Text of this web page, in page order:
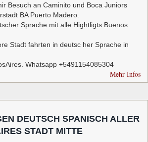
Besuch an Caminito und Boca Juniors
BA Puerto Madero.
Sprache mit alle Hightligts Buenos
Stadt fahrten in deutsc her Sprache in
Whatsapp +5491154085304
Mehr Infos
DEUTSCH SPANISCH ALLER
STADT MITTE